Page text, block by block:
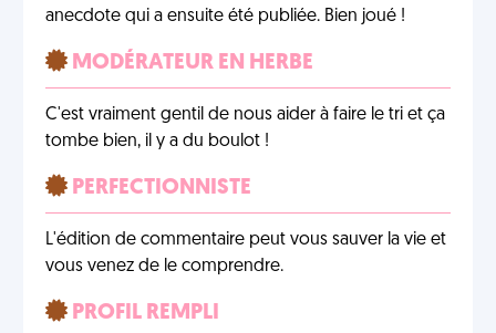
anecdote qui a ensuite été publiée. Bien joué !
MODÉRATEUR EN HERBE
C'est vraiment gentil de nous aider à faire le tri et ça
tombe bien, il y a du boulot !
PERFECTIONNISTE
L'édition de commentaire peut vous sauver la vie et
vous venez de le comprendre.
PROFIL REMPLI